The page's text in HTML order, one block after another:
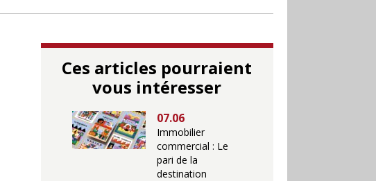
Ces articles pourraient
vous intéresser
07.06
Immobilier
commercial : Le
pari de la
destination